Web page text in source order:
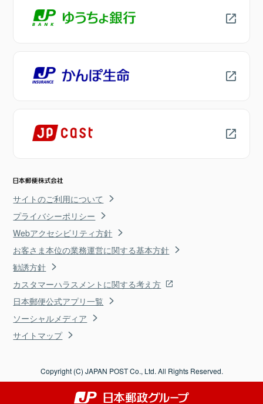
サイトのご利用について
プライバシーポリシー
Webアクセシビリティ方針
お客さま本位の業務運営に関する基本方針
勧誘方針
カスタマーハラスメントに関する考え方
日本郵便公式アプリ一覧
ソーシャルメディア
サイトマップ
Copyright (C) JAPAN POST Co., Ltd. All Rights Reserved.